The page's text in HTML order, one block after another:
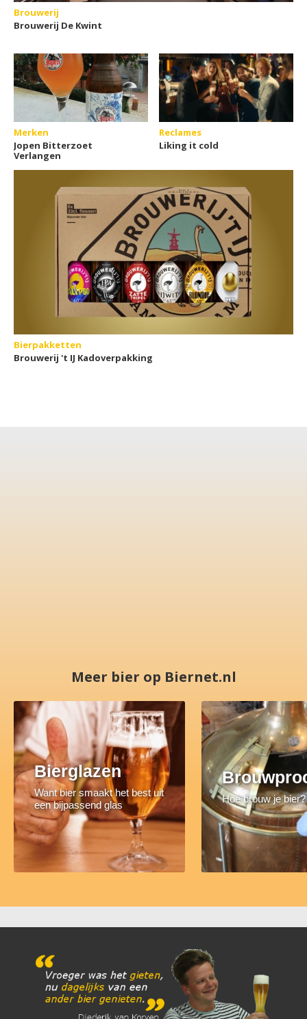
Brouwerij
Brouwerij De Kwint
Merken
Jopen Bitterzoet
Verlangen
Reclames
Liking it cold
Bierpakketten
Brouwerij 't IJ Kadoverpakking
Meer bier op Biernet.nl
Bierglazen
Want bier smaakt het best uit
een bijpassend glas
Hoe brouw je bier?